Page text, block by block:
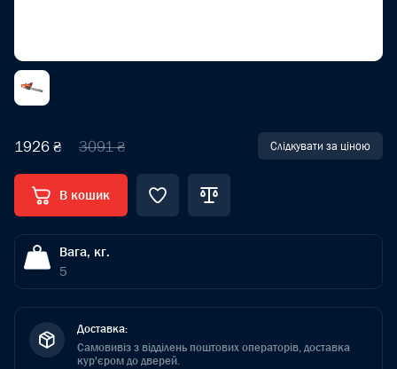
1926 ₴ 3091 ₴ Слідкувати за ціною
В кошик
Вага, кг.
5
Доставка:
Самовивіз з відділень поштових операторів, доставка
кур'єром до дверей.